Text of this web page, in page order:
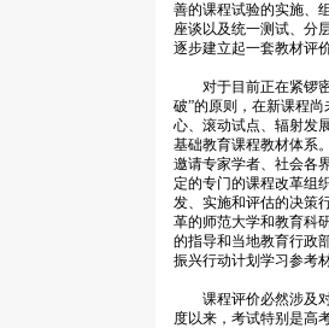
善的课程试验的实施、
座谈以及统一测试、分
逐步建立起一套教材评
对于目前正在紧锣密
破”的原则，在新课程
心、滚动试点、辐射发
基础教育课程教材体系
邀请专家学者、社会各
定的专门的课程改革组
发、实施和评估的决策
革的师范大学和教育科
的指导和当地教育行政
振兴行动计划学习参考
课程评价必然涉及对
度以来，考试特别是高